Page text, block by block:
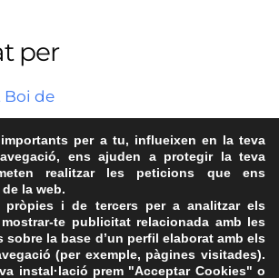
per
Boi de
per a tu, influeixen en la teva
ens ajuden a protegir la teva
realitzar les peticions que ens
la web.
pròpies i de tercers per a analitzar els
te publicitat relacionada amb les
sobre la base d’un perfil elaborat amb els
(per exemple, pàgines visitades).
instal·lació prem "Acceptar Cookies" o